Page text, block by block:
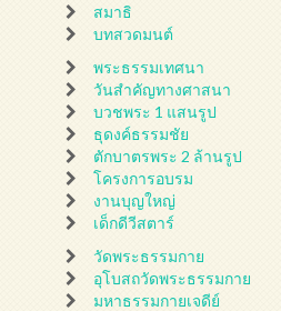
สมาธิ
บทสวดมนต์
พระธรรมเทศนา
วันสำคัญทางศาสนา
บวชพระ 1 แสนรูป
ธุดงค์ธรรมชัย
ตักบาตรพระ 2 ล้านรูป
โครงการอบรม
งานบุญใหญ่
เด็กดีวีสตาร์
วัดพระธรรมกาย
อุโบสถวัดพระธรรมกาย
มหาธรรมกายเจดีย์